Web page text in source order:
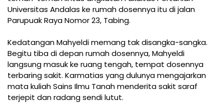
Universitas Andalas ke rumah dosennya itu di jalan
Parupuak Raya Nomor 23, Tabing.
Kedatangan Mahyeldi memang tak disangka-sangka.
Begitu tiba di depan rumah dosennya, Mahyeldi
langsung masuk ke ruang tengah, tempat dosennya
terbaring sakit. Karmatias yang dulunya mengajarkan
mata kuliah Sains Ilmu Tanah menderita sakit saraf
terjepit dan radang sendi lutut.